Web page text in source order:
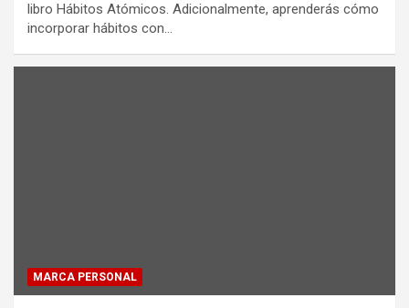
libro Hábitos Atómicos. Adicionalmente, aprenderás cómo
incorporar hábitos con…
MARCA PERSONAL